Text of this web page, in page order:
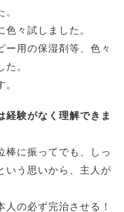
々試しました。
ー用の保湿剤等、色々
。
経験がなく理解できま
棒に振ってでも、しっ
いう思いから、主人が
の必ず完治させる！